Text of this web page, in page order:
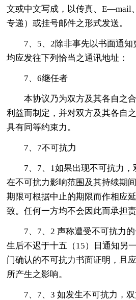
文或中文写成，以传真、E—mail
专递）或挂号邮件之形式发送。
7、5、2除非事先以书面通
均应发往下列恰当之通讯地址：
7、6继任者
本协议乃为双方及其各自之
利益而制定，并对双方及其各自
具有同等约束力。
7、7不可抗力
7、7、1如果出现不可抗力
在不可抗力影响范围及其持续期
期限可根据中止的期限而作相应
致。任何一方均不会因此而承担责
7、7、2 声称遭受不可抗力
生后不迟于十五（15）日通知另
门确认的不可抗力书面证明，且
所产生之影响。
7、7、3 如发生不可抗力，